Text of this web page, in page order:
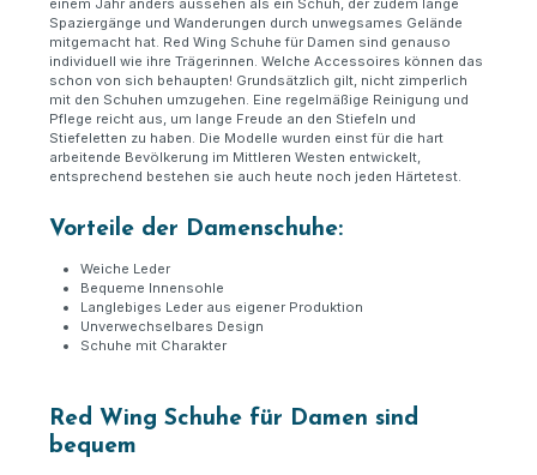
Spaziergänge und Wanderungen durch unwegsames Gelände
mitgemacht hat. Red Wing Schuhe für Damen sind genauso
individuell wie ihre Trägerinnen. Welche Accessoires können das
schon von sich behaupten! Grundsätzlich gilt, nicht zimperlich
mit den Schuhen umzugehen. Eine regelmäßige Reinigung und
Pflege reicht aus, um lange Freude an den Stiefeln und
Stiefeletten zu haben. Die Modelle wurden einst für die hart
arbeitende Bevölkerung im Mittleren Westen entwickelt,
entsprechend bestehen sie auch heute noch jeden Härtetest.
Vorteile der Damenschuhe:
Weiche Leder
Bequeme Innensohle
Langlebiges Leder aus eigener Produktion
Unverwechselbares Design
Schuhe mit Charakter
Red Wing Schuhe für Damen sind
bequem